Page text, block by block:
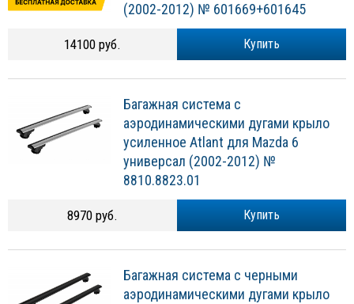
(2002-2012) № 601669+601645
Купить
14100 руб.
Багажная система с
аэродинамическими дугами крыло
усиленное Atlant для Mazda 6
универсал (2002-2012) №
8810.8823.01
Купить
8970 руб.
Багажная система с черными
аэродинамическими дугами крыло